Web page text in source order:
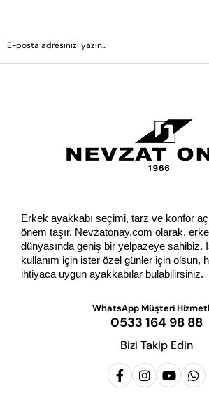
Erkek ayakkabı seçimi, tarz ve konfor
önem taşır. Nevzatonay.com olarak,
dünyasında geniş bir yelpazeye sahibiz.
kullanım için ister özel günler için olsun,
ihtiyaca uygun ayakkabılar bulabilirsiniz.
WhatsApp Müşteri
0533 164 98 88
Bizi Takip Edin